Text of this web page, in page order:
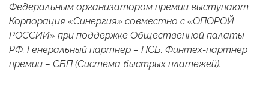
Федеральным организатором премии выступают
Корпорация «Синергия» совместно с «ОПОРОЙ
РОССИИ» при поддержке Общественной палаты
РФ. Генеральный партнер – ПСБ. Финтех-партнер
премии – СБП (Система быстрых платежей).